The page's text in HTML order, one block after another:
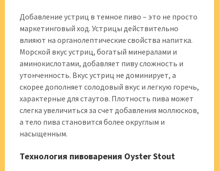
Добавление устриц в темное пиво – это не просто
маркетинговый ход. Устрицы действительно
влияют на органолептические свойства напитка.
Морской вкус устриц, богатый минералами и
аминокислотами, добавляет пиву сложность и
утонченность. Вкус устриц не доминирует, а
скорее дополняет солодовый вкус и легкую горечь,
характерные для стаутов. Плотность пива может
слегка увеличиться за счет добавления моллюсков,
а тело пива становится более округлым и
насыщенным.
Технология пивоварения Oyster Stout